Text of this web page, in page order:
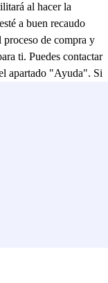
al hacer la
a buen recaudo
de compra y
ti. Puedes contactar
apartado "Ayuda". Si